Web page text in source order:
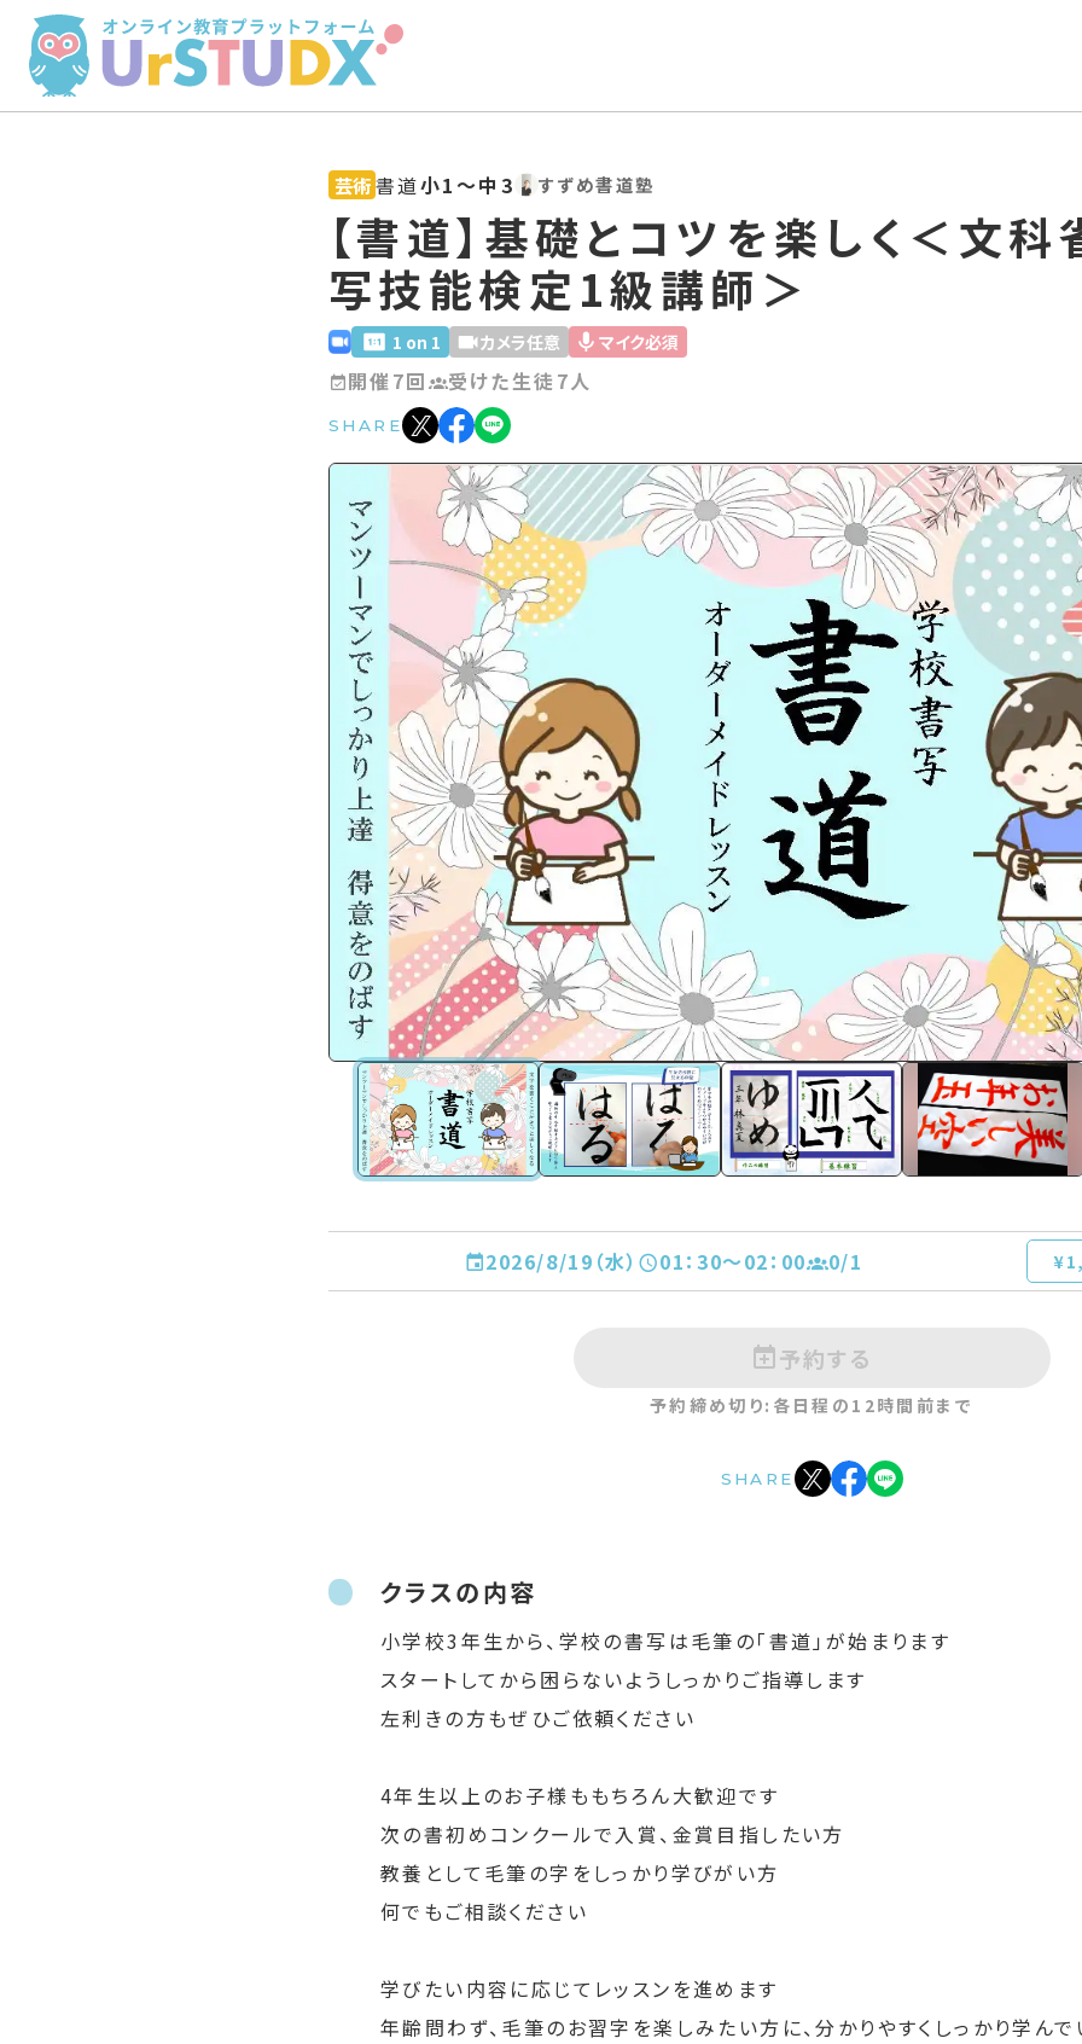
芸術 書道小1〜中3 すずめ書道塾
【書道】基礎とコツを楽しく＜文
写技能検定1級講師＞
1 on 1 カメラ任意 マイク必須
開催7回 受けた生徒7人
SHARE
2026/8/19（水） 01：30〜02：00 0/1
予約する
予約締め切り:各日程の12時間前まで
SHARE
クラスの内容
小学校3年生から、学校の書写は毛筆の「書道」が始まります
スタートしてから困らないようしっかりご指導します
左利きの方もぜひご依頼ください
4年生以上のお子様ももちろん大歓迎です
次の書初めコンクールで入賞、金賞目指したい方
教養として毛筆の字をしっかり学びがい方
何でもご相談ください
学びたい内容に応じてレッスンを進めます
年齢問わず、毛筆のお習字を楽しみたい方に、分かりやすくしっかり学ん